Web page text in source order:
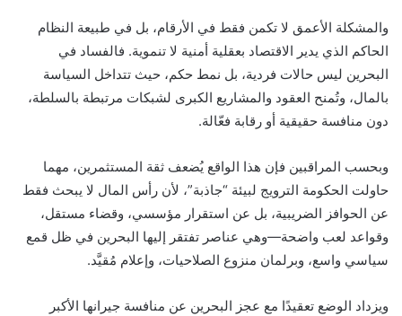
والمشكلة الأعمق لا تكمن فقط في الأرقام، بل في طبيعة النظام
الحاكم الذي يدير الاقتصاد بعقلية أمنية لا تنموية. فالفساد في
البحرين ليس حالات فردية، بل نمط حكم، حيث تتداخل السياسة
بالمال، وتُمنح العقود والمشاريع الكبرى لشبكات مرتبطة بالسلطة،
دون منافسة حقيقية أو رقابة فعّالة.
وبحسب المراقبين فإن هذا الواقع يُضعف ثقة المستثمرين، مهما
حاولت الحكومة الترويج لبيئة “جاذبة”، لأن رأس المال لا يبحث فقط
عن الحوافز الضريبية، بل عن استقرار مؤسسي، وقضاء مستقل،
وقواعد لعب واضحة—وهي عناصر تفتقر إليها البحرين في ظل قمع
سياسي واسع، وبرلمان منزوع الصلاحيات، وإعلام مُقيَّد.
ويزداد الوضع تعقيدًا مع عجز البحرين عن منافسة جيرانها الأكبر